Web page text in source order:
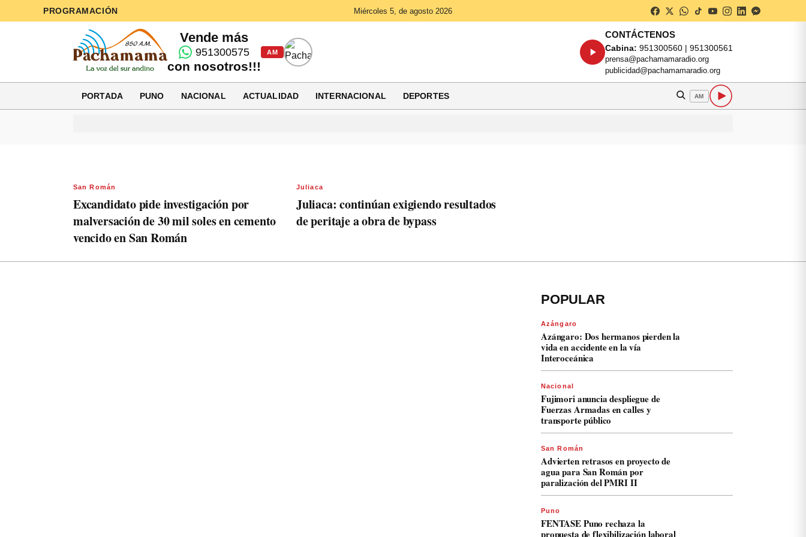
PROGRAMACIÓN Miércoles 5, de agosto 2026
Vende más
951300575
con nosotros!!!
AM
CONTÁCTENOS
Cabina: 951300560 | 951300561
prensa@pachamamaradio.org
publicidad@pachamamaradio.org
PORTADA PUNO NACIONAL ACTUALIDAD INTERNACIONAL DEPORTES AM
San Román
Excandidato pide investigación por
malversación de 30 mil soles en cemento
vencido en San Román
Juliaca
Juliaca: continúan exigiendo resultados
de peritaje a obra de bypass
POPULAR
Azángaro
Azángaro: Dos hermanos pierden la
vida en accidente en la vía
Interoceánica
Nacional
Fujimori anuncia despliegue de
Fuerzas Armadas en calles y
transporte público
San Román
Advierten retrasos en proyecto de
agua para San Román por
paralización del PMRI II
Puno
FENTASE Puno rechaza la
propuesta de flexibilización laboral